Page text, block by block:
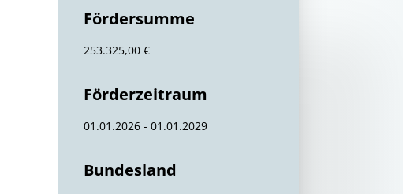
Fördersumme
253.325,00 €
Förderzeitraum
01.01.2026 - 01.01.2029
Bundesland